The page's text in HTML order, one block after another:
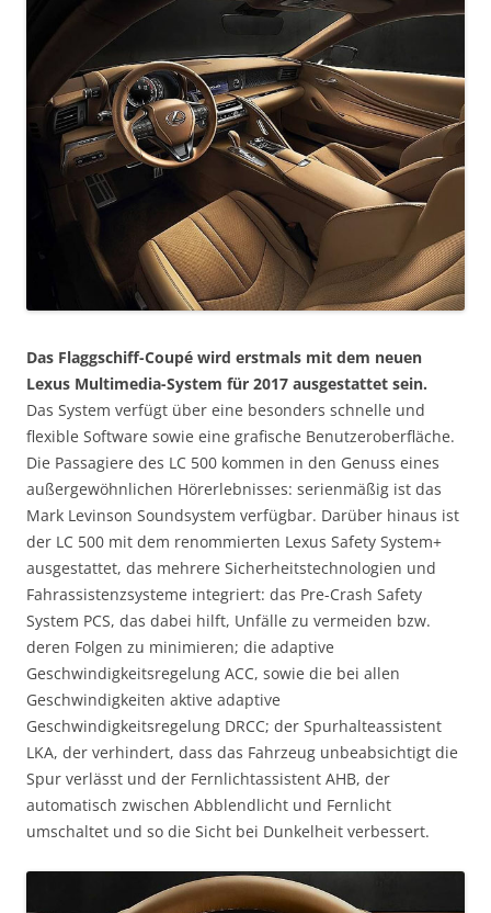
Das Flaggschiff-Coupé wird erstmals mit dem neuen
Lexus Multimedia-System für 2017 ausgestattet sein.
Das System verfügt über eine besonders schnelle und
flexible Software sowie eine grafische Benutzeroberfläche.
Die Passagiere des LC 500 kommen in den Genuss eines
außergewöhnlichen Hörerlebnisses: serienmäßig ist das
Mark Levinson Soundsystem verfügbar. Darüber hinaus ist
der LC 500 mit dem renommierten Lexus Safety System+
ausgestattet, das mehrere Sicherheitstechnologien und
Fahrassistenzsysteme integriert: das Pre-Crash Safety
System PCS, das dabei hilft, Unfälle zu vermeiden bzw.
deren Folgen zu minimieren; die adaptive
Geschwindigkeitsregelung ACC, sowie die bei allen
Geschwindigkeiten aktive adaptive
Geschwindigkeitsregelung DRCC; der Spurhalteassistent
LKA, der verhindert, dass das Fahrzeug unbeabsichtigt die
Spur verlässt und der Fernlichtassistent AHB, der
automatisch zwischen Abblendlicht und Fernlicht
umschaltet und so die Sicht bei Dunkelheit verbessert.